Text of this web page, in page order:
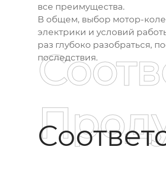
все преимущества.
В общем, выбор мотор-
электрики и условий
раз глубоко разобраться,
последствия.